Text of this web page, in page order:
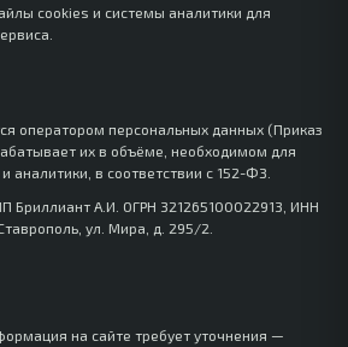
cookies и системы аналитики для
оператором персональных данных (Приказ
их в объёме, необходимом для
аналитики, в соответствии с 152-ФЗ.
Бриллиант А.И. ОГРН 321265100022913, ИНН
ул. Мира, д. 295/2.
на сайте требует уточнения —